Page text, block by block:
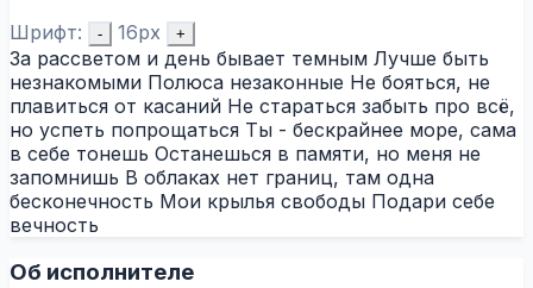
Шрифт: - 16px +
За рассветом и день бывает темным Лучше быть
незнакомыми Полюса незаконные Не бояться, не
плавиться от касаний Не стараться забыть про всё,
но успеть попрощаться Ты - бескрайнее море, сама
в себе тонешь Останешься в памяти, но меня не
запомнишь В облаках нет границ, там одна
бесконечность Мои крылья свободы Подари себе
вечность
Об исполнителе